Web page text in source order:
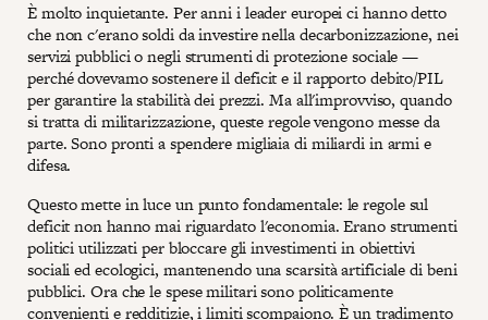
È molto inquietante. Per anni i leader europei ci hanno detto
che non c'erano soldi da investire nella decarbonizzazione, nei
servizi pubblici o negli strumenti di protezione sociale —
perché dovevamo sostenere il deficit e il rapporto debito/PIL
per garantire la stabilità dei prezzi. Ma all'improvviso, quando
si tratta di militarizzazione, queste regole vengono messe da
parte. Sono pronti a spendere migliaia di miliardi in armi e
difesa.
Questo mette in luce un punto fondamentale: le regole sul
deficit non hanno mai riguardato l'economia. Erano strumenti
politici utilizzati per bloccare gli investimenti in obiettivi
sociali ed ecologici, mantenendo una scarsità artificiale di beni
pubblici. Ora che le spese militari sono politicamente
convenienti e redditizie, i limiti scompaiono. È un tradimento